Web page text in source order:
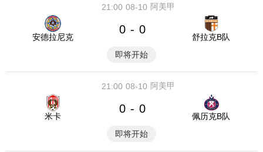
08-10
21:00 阿美甲
安德拉尼克
0 - 0
舒拉克B队
即将开始
08-10
21:00 阿美甲
米卡
0 - 0
佩历克B队
即将开始